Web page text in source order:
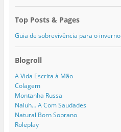
Top Posts & Pages
Guia de sobrevivência para o inverno
Blogroll
A Vida Escrita à Mão
Colagem
Montanha Russa
Naluh… A Com Saudades
Natural Born Soprano
Roleplay